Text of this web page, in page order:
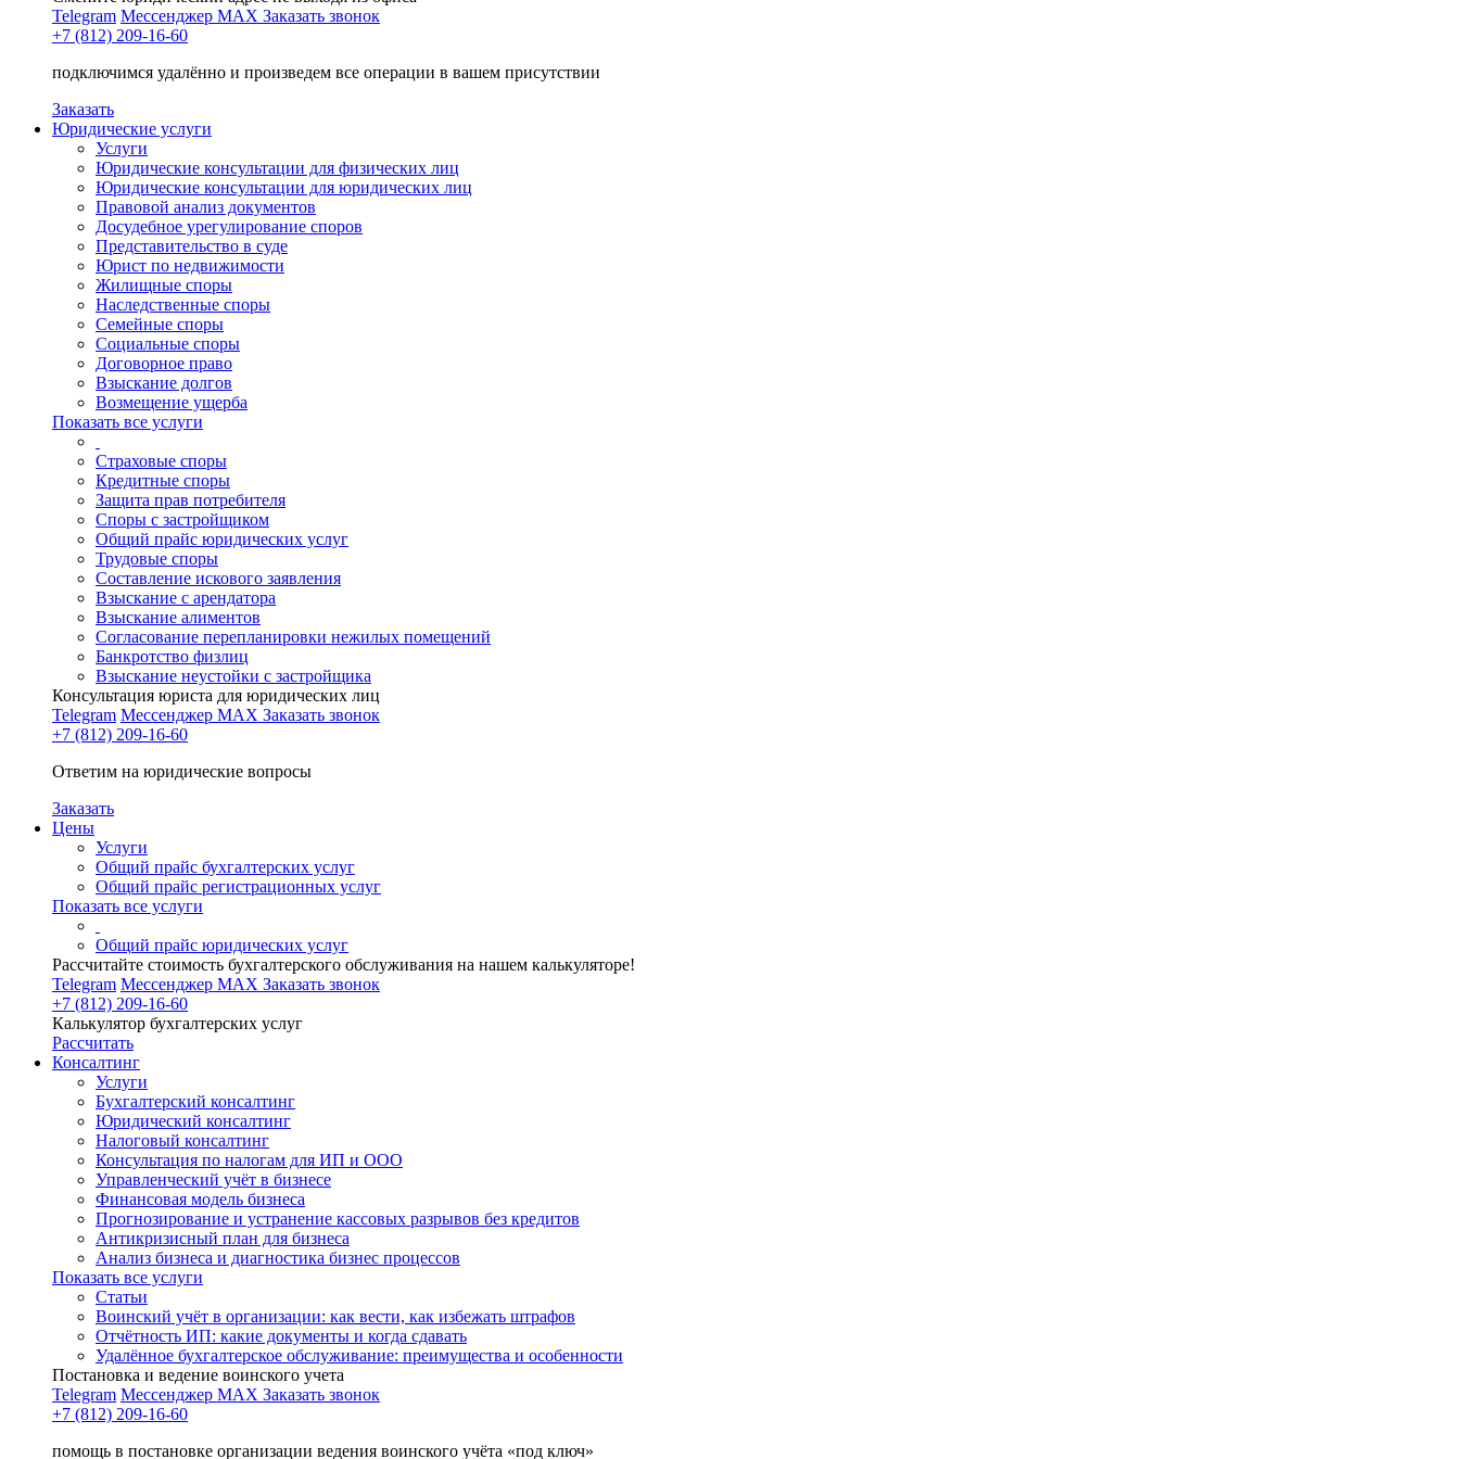
Telegram Мессенджер MAX Заказать звонок
+7 (812) 209-16-60
подключимся удалённо и произведем все операции в вашем присутствии
Заказать
Юридические услуги
Услуги
Юридические консультации для физических лиц
Юридические консультации для юридических лиц
Правовой анализ документов
Досудебное урегулирование споров
Представительство в суде
Юрист по недвижимости
Жилищные споры
Наследственные споры
Семейные споры
Социальные споры
Договорное право
Взыскание долгов
Возмещение ущерба
Показать все услуги
Страховые споры
Кредитные споры
Защита прав потребителя
Споры с застройщиком
Общий прайс юридических услуг
Трудовые споры
Составление искового заявления
Взыскание с арендатора
Взыскание алиментов
Cогласование перепланировки нежилых помещений
Банкротство физлиц
Взыскание неустойки с застройщика
Консультация юриста для юридических лиц
Telegram Мессенджер MAX Заказать звонок
+7 (812) 209-16-60
Ответим на юридические вопросы
Заказать
Цены
Услуги
Общий прайс бухгалтерских услуг
Общий прайс регистрационных услуг
Показать все услуги
Общий прайс юридических услуг
Рассчитайте стоимость бухгалтерского обслуживания на нашем калькуляторе!
Telegram Мессенджер MAX Заказать звонок
+7 (812) 209-16-60
Калькулятор бухгалтерских услуг
Рассчитать
Консалтинг
Услуги
Бухгалтерский консалтинг
Юридический консалтинг
Налоговый консалтинг
Консультация по налогам для ИП и ООО
Управленческий учёт в бизнесе
Финансовая модель бизнеса
Прогнозирование и устранение кассовых разрывов без кредитов
Антикризисный план для бизнеса
Анализ бизнеса и диагностика бизнес процессов
Показать все услуги
Статьи
Воинский учёт в организации: как вести, как избежать штрафов
Отчётность ИП: какие документы и когда сдавать
Удалённое бухгалтерское обслуживание: преимущества и особенности
Постановка и ведение воинского учета
Telegram Мессенджер MAX Заказать звонок
+7 (812) 209-16-60
помощь в постановке организации ведения воинского учёта «под ключ»